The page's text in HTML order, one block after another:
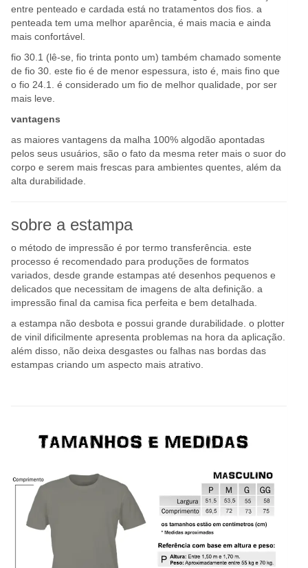
entre penteado e cardada está no tratamentos dos fios. a
penteada tem uma melhor aparência, é mais macia e ainda
mais confortável.
fio 30.1 (lê-se, fio trinta ponto um) também chamado somente
de fio 30. este fio é de menor espessura, isto é, mais fino que
o fio 24.1. é considerado um fio de melhor qualidade, por ser
mais leve.
vantagens
as maiores vantagens da malha 100% algodão apontadas
pelos seus usuários, são o fato da mesma reter mais o suor do
corpo e serem mais frescas para ambientes quentes, além da
alta durabilidade.
sobre a estampa
o método de impressão é por termo transferência. este
processo é recomendado para produções de formatos
variados, desde grande estampas até desenhos pequenos e
delicados que necessitam de imagens de alta definição. a
impressão final da camisa fica perfeita e bem detalhada.
a estampa não desbota e possui grande durabilidade. o plotter
de vinil dificilmente apresenta problemas na hora da aplicação.
além disso, não deixa desgastes ou falhas nas bordas das
estampas criando um aspecto mais atrativo.